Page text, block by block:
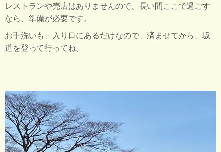
レストランや売店はありませんので、長い間ここで過ごす
なら、準備が必要です。
お手洗いも、入り口にあるだけなので、済ませてから、坂
道を登って行ってね。